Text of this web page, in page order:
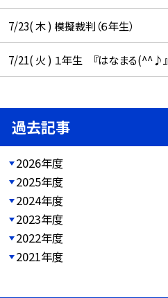
7/23( 木 ) 模擬裁判（６年生）
7/21( 火 ) １年生 『はなまる(^^♪』
過去記事
2026年度
2025年度
2024年度
2023年度
2022年度
2021年度